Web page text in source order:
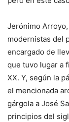
Jerónimo
modernistas del
encargado de
que tuvo lugar a
XX. Y, según la
el mencionada
gárgola a José
principios del